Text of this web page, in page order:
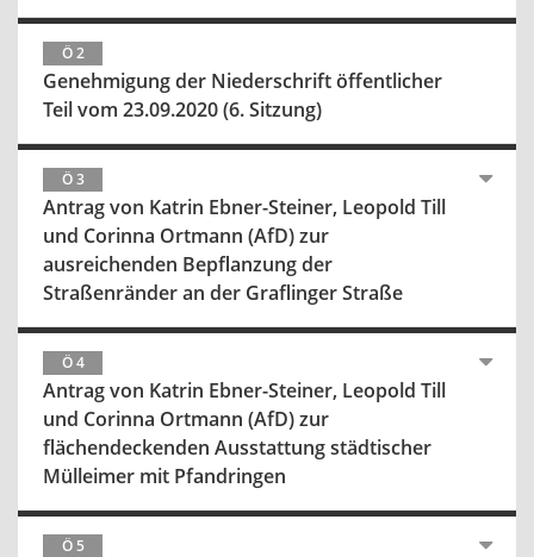
Ö 2
Genehmigung der Niederschrift öffentlicher
Teil vom 23.09.2020 (6. Sitzung)
Ö 3
Antrag von Katrin Ebner-Steiner, Leopold Till
und Corinna Ortmann (AfD) zur
ausreichenden Bepflanzung der
Straßenränder an der Graflinger Straße
Ö 4
Antrag von Katrin Ebner-Steiner, Leopold Till
und Corinna Ortmann (AfD) zur
flächendeckenden Ausstattung städtischer
Mülleimer mit Pfandringen
Ö 5